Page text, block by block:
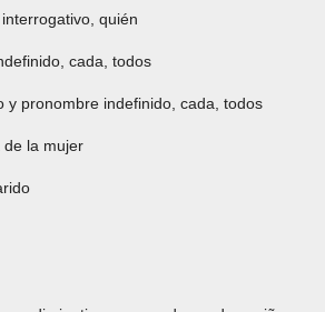
quién
cada, todos
y pronombre indefinido, cada, todos
de la mujer